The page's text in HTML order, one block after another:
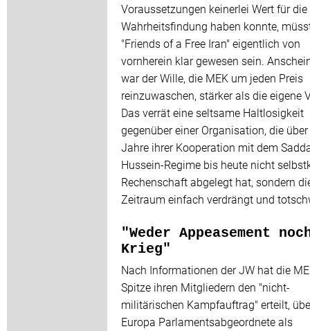
Voraussetzungen keinerlei Wert für die
Wahrheitsfindung haben konnte,
"Friends of a Free Iran" eigentlich von
vornherein klar gewesen sein.
war der Wille, die MEK um jeden Preis
reinzuwaschen, stärker als die eigene
Das verrät eine seltsame Haltlosigkeit
gegenüber einer Organisation, die
Jahre ihrer Kooperation mit dem
Hussein-Regime bis heute nicht
Rechenschaft abgelegt hat, sondern
Zeitraum einfach verdrängt und
"Weder Appeasement
Krieg"
Nach Informationen der JW hat die
Spitze ihren Mitgliedern den "nicht-
militärischen Kampfauftrag" erteilt,
Europa Parlamentsabgeordnete als